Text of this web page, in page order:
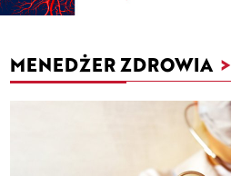
MENEDŻER ZDROWIA >